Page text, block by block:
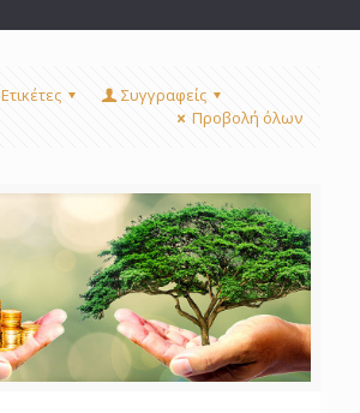
Ετικέτες
Συγγραφείς
Προβολή όλων